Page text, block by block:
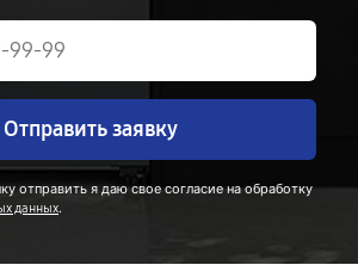
Отправить заявку
отправить я даю свое согласие на обработку
данных.